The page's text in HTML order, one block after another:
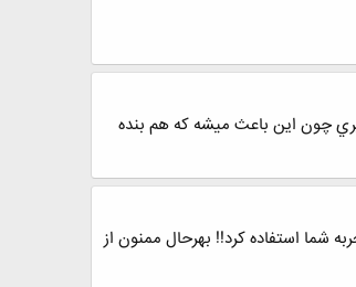
كه ميگيري چون اين باعث ميشه كه هم بنده
شما استفاده کرد!! بهرحال ممنون از